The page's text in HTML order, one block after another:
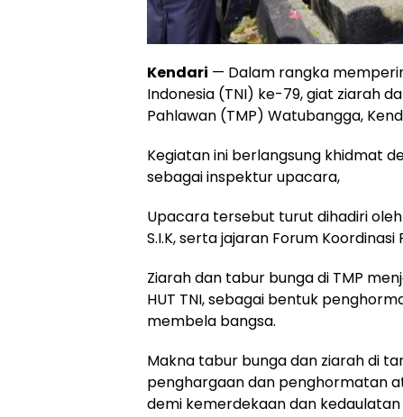
Kendari — Dalam rangka
Indonesia (TNI) ke-79, giat ziarah
Pahlawan (TMP) Watubangga,
Kegiatan ini berlangsung khidmat
sebagai inspektur upacara,
Upacara tersebut turut dihadiri oleh
S.I.K, serta jajaran Forum
Ziarah dan tabur bunga di TMP
HUT TNI, sebagai bentuk
membela bangsa.
Makna tabur bunga dan ziarah di
penghargaan dan penghormatan
demi kemerdekaan dan kedaulatan